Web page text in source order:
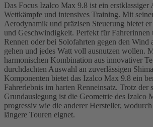
Das Focus Izalco Max 9.8 ist ein erstklassiger
Wettkämpfe und intensives Training. Mit
Aerodynamik und präzisen Steuerung bietet
und Geschwindigkeit. Perfekt für Fahrerinnen
Rennen oder bei Solofahrten gegen den Wind
gehen und jedes Watt voll ausnutzen wollen.
harmonischen Kombination aus innovativer
durchdachten Auswahl an zuverlässigen
Komponenten bietet das Izalco Max 9.8 ein
Fahrerlebnis im harten Renneinsatz. Trotz der
Grundauslegung ist die Geometrie des Izalco
progressiv wie die anderer Hersteller,
längere Touren eignet.